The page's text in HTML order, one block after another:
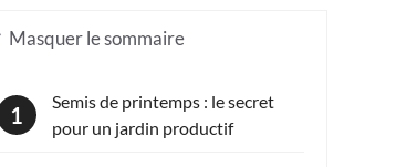
Masquerle sommaire
Semis de printemps : le secret
pour un jardin productif